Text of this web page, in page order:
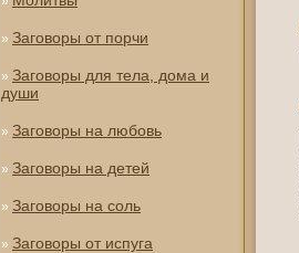
» Заговоры от порчи
» Заговоры для тела, дома и
души
» Заговоры на любовь
» Заговоры на детей
» Заговоры на соль
» Заговоры от испуга